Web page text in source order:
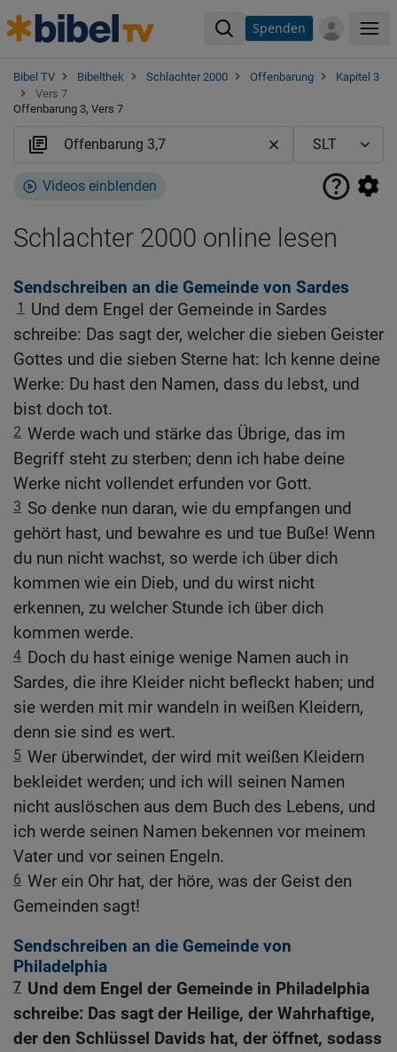
Spenden
Bibel TV Bibelthek Schlachter 2000 Offenbarung
Kapitel 3
Vers 7
Offenbarung 3, Vers 7
Videos einblenden
Schlachter 2000 online lesen
Sendschreiben an die Gemeinde von Sardes
1
Und dem Engel der Gemeinde in Sardes
schreibe: Das sagt der, welcher die sieben Geister
Gottes und die sieben Sterne hat: Ich kenne deine
Werke: Du hast den Namen, dass du lebst, und
bist doch tot.
2 Werde wach und stärke das Übrige, das im
Begriff steht zu sterben; denn ich habe deine
Werke nicht vollendet erfunden vor Gott.
3 So denke nun daran, wie du empfangen und
gehört hast, und bewahre es und tue Buße! Wenn
du nun nicht wachst, so werde ich über dich
kommen wie ein Dieb, und du wirst nicht
erkennen, zu welcher Stunde ich über dich
kommen werde.
4 Doch du hast einige wenige Namen auch in
Sardes, die ihre Kleider nicht befleckt haben; und
sie werden mit mir wandeln in weißen Kleidern,
denn sie sind es wert.
5 Wer überwindet, der wird mit weißen Kleidern
bekleidet werden; und ich will seinen Namen
nicht auslöschen aus dem Buch des Lebens, und
ich werde seinen Namen bekennen vor meinem
Vater und vor seinen Engeln.
6 Wer ein Ohr hat, der höre, was der Geist den
Gemeinden sagt!
Sendschreiben an die Gemeinde von
Philadelphia
7 Und dem Engel der Gemeinde in Philadelphia
schreibe: Das sagt der Heilige, der Wahrhaftige,
der den Schlüssel Davids hat, der öffnet, sodass